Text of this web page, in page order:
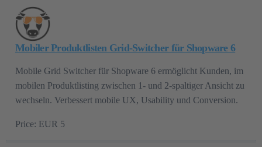
    body.is-ctl-navigation .price-unit-content,
    body.is-ctl-navigation .price-unit-reference {
        font-size: 10.5px !important;
        line-height: 1.25 !important;
        color: #6f7f8f !important;
    body.is-ctl-navigation .product-action {
        margin-top: 8px !important;
        padding-top: 0 !important;
Mobiler Produktlisten Grid-Switcher für Shopware 6
Mobile Grid Switcher für Shopware 6 ermöglicht Kunden, im
mobilen Produktlisting zwischen 1- und 2-spaltiger Ansicht zu
wechseln. Verbessert mobile UX, Usability und Conversion.
Price: EUR 5